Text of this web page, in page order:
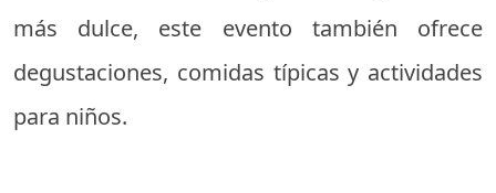
más dulce, este evento también ofrece
degustaciones, comidas típicas y actividades
para niños.